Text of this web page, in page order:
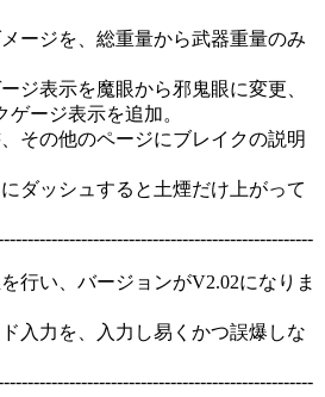
ージを、総重量から武器重量のみ
ジ表示を魔眼から邪鬼眼に変更、
ージ表示を追加。
その他のページにブレイクの説明
ダッシュすると土煙だけ上がって
行い、バージョンがV2.02になりま
入力を、入力し易くかつ誤爆しな